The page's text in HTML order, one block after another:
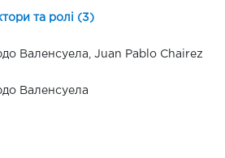
та ролі (3)
Валенсуела, Juan Pablo Chairez
Валенсуела